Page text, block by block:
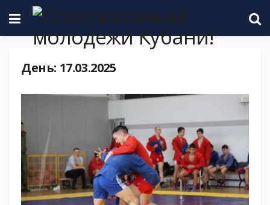
День: 17.03.2025